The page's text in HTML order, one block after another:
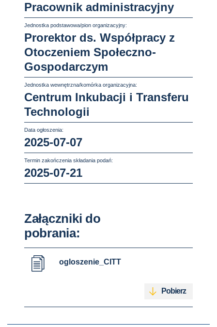
Pracownik administracyjny
Jednostka podstawowa/pion organizacyjny:
Prorektor ds. Współpracy z
Otoczeniem Społeczno-
Gospodarczym
Jednostka wewnętrzna/komórka organizacyjna:
Centrum Inkubacji i Transferu
Technologii
Data ogłoszenia:
2025-07-07
Termin zakończenia składania podań:
2025-07-21
Załączniki do
pobrania:
ogloszenie_CITT
Pobierz